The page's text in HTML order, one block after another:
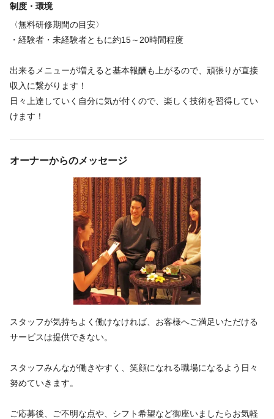
◎安心保証給制度あり
◎スキル能力昇給あり
◎評価インセンティブ毎月あり
特徴
デビューまで2年以内 繁華街にある 住宅街にある 客単価5,000円以上
主婦・主夫歓迎
◎無料の研修制度あり
◎完全歩合制あり
◎昇給委託料あり
◎能力委託料あり
◎最低保証制度あり
◎毎月ミニボーナスあり
特徴
高級サロン 急募 未経験歓迎 学生歓迎
オープニング 新卒歓迎 アットホーム
完全歩合 資格取得予定者 デビューまで2年以内
客単価5,000円以上 客単価10,000円以上
制度・環境
〈無料研修期間の目安〉
・経験者・未経験者ともに約15～20時間程度
出来るメニューが増えると基本報酬も上がるので、頑張りが直接
収入に繋がります！
日々上達していく自分に気が付くので、楽しく技術を習得してい
けます！
オーナーからのメッセージ
スタッフが気持ちよく働けなければ、お客様へご満足いただける
サービスは提供できない。
スタッフみんなが働きやすく、笑顔になれる職場になるよう日々
努めていきます。
ご応募後、ご不明な点や、シフト希望など御座いましたらお気軽